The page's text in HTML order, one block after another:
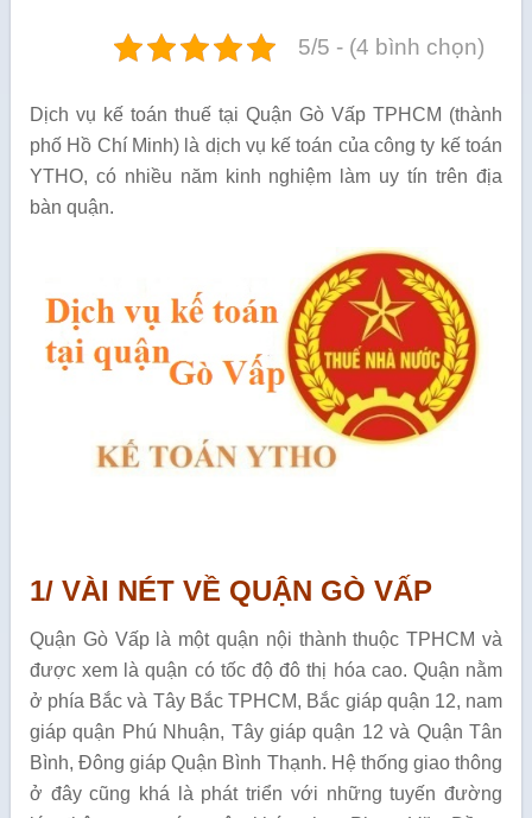
5/5 - (4 bình chọn)
Dịch vụ kế toán thuế tại Quận Gò Vấp TPHCM (thành
phố Hồ Chí Minh) là dịch vụ kế toán của công ty kế toán
YTHO, có nhiều năm kinh nghiệm làm uy tín trên địa
bàn quận.
1/ VÀI NÉT VỀ QUẬN GÒ VẤP
Quận Gò Vấp là một quận nội thành thuộc TPHCM và
được xem là quận có tốc độ đô thị hóa cao. Quận nằm
ở phía Bắc và Tây Bắc TPHCM, Bắc giáp quận 12, nam
giáp quận Phú Nhuận, Tây giáp quận 12 và Quận Tân
Bình, Đông giáp Quận Bình Thạnh. Hệ thống giao thông
ở đây cũng khá là phát triển với những tuyến đường